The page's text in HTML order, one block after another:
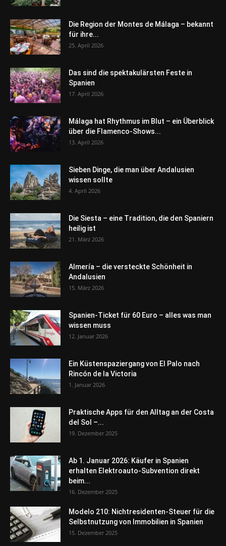
Die Region der Montes de Málaga – bekannt
für ihre...
25. April 2026
Das sind die spektakulärsten Feste in
Spanien
17. April 2026
Málaga hat Rhythmus im Blut – ein Überblick
über die Flamenco-Shows...
13. April 2026
Sieben Dinge, die man über Andalusien
wissen sollte
4. April 2026
Die Siesta – eine Tradition, die den Spaniern
heilig ist
21. März 2026
Almería – die versteckte Schönheit in
Andalusien
15. März 2026
Spanien-Ticket für 60 Euro – alles was man
wissen muss
12. Januar 2026
Ein Küstenspaziergang von El Palo nach
Rincón de la Victoria
1. Januar 2026
Praktische Apps für den Alltag an der Costa
del Sol –...
19. Dezember 2025
Ab 1. Januar 2026: Käufer in Spanien
erhalten Elektroauto-Subvention direkt
beim...
16. Dezember 2025
Modelo 210: Nichtresidenten-Steuer für die
Selbstnutzung von Immobilien in Spanien
15. Dezember 2025